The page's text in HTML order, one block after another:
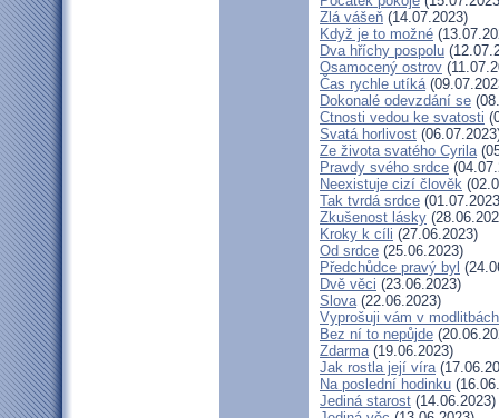
Zlá vášeň (14.07.2023)
Když je to možné
Dva hříchy pospolu
Osamocený ostrov
Čas rychle utíká
Dokonalé odevzdání se
Ctnosti vedou ke svatosti
Svatá horlivost
Ze života svatého Cyrila
Pravdy svého srdce
Neexistuje cizí člověk
Tak tvrdá srdce
Zkušenost lásky
Kroky k cíli (27.06.2023)
Od srdce (25.06.2023)
Předchůdce pravý byl
Dvě věci (23.06.2023)
Slova(22.06.2023)
Vyprošuji vám v modlitbách
Bez ní to nepůjde
Zdarma(19.06.2023)
Jak rostla její víra
Na poslední hodinku
Jediná starost (14.06.2023)